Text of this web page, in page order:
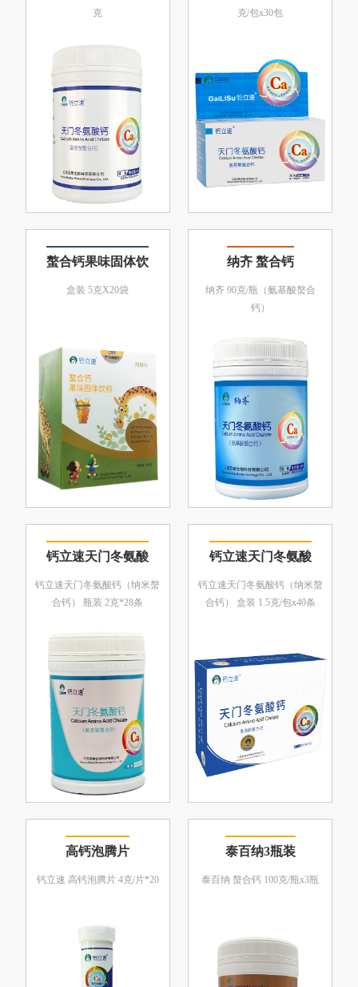
克
克/包x30包
螯合钙果味固体饮
盒装 5克X20袋
纳齐 螯合钙
纳齐 90克/瓶（氨基酸螯合
钙）
钙立速天门冬氨酸
钙立速天门冬氨酸钙（纳米螯
合钙） 瓶装 2克*28条
钙立速天门冬氨酸
钙立速天门冬氨酸钙（纳米螯
合钙） 盒装 1.5克/包x40条
高钙泡腾片
钙立速 高钙泡腾片 4克/片*20
泰百纳3瓶装
泰百纳 螯合钙 100克/瓶x3瓶